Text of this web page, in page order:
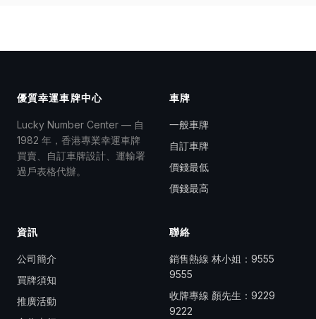
優質幸運車牌中心
Lucky Number Center — 自
1982 年，香港專業幸運車牌
買賣、自訂車牌設計、運輸署
過戶表格代辦。
車牌
一般車牌
自訂車牌
價錢最低
價錢最高
資訊
公司簡介
買牌須知
推廣活動
聯絡
銷售熱線 林小姐： 9555
9555
收牌專線 顏先生： 9229
9222